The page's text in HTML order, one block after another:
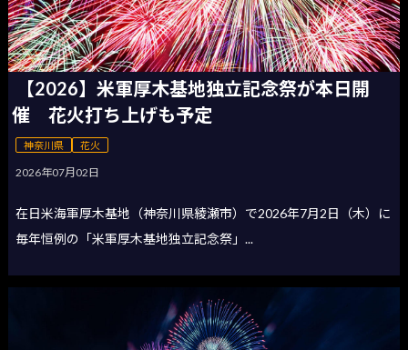
【2026】米軍厚木基地独立記念祭が本日開
催 花火打ち上げも予定
神奈川県 花火
2026年07月02日
在日米海軍厚木基地（神奈川県綾瀬市）で2026年7月2日（木）に
毎年恒例の「米軍厚木基地独立記念祭」...